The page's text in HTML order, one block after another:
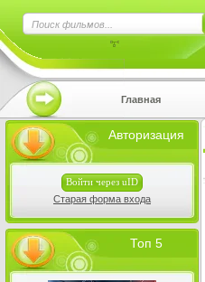
Главная
Авторизация
Войти через uID
Старая форма входа
Топ 5